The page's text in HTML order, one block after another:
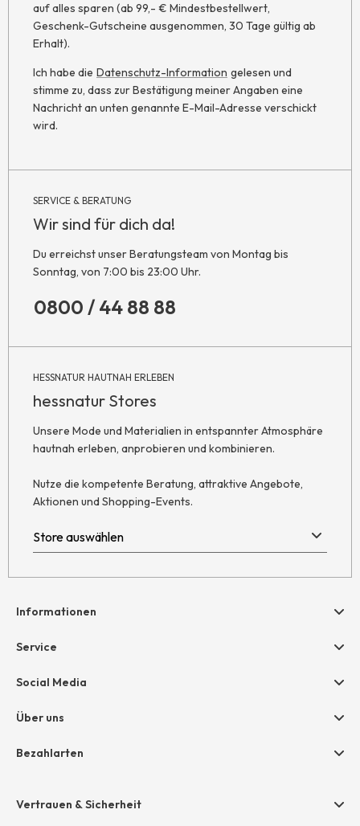
auf alles sparen (ab 99,- € Mindestbestellwert,
Geschenk-Gutscheine ausgenommen, 30 Tage gültig ab
Erhalt).
Ich habe die Datenschutz-Information gelesen und
stimme zu, dass zur Bestätigung meiner Angaben eine
Nachricht an unten genannte E-Mail-Adresse verschickt
wird.
SERVICE & BERATUNG
Wir sind für dich da!
Du erreichst unser Beratungsteam von Montag bis
Sonntag, von 7:00 bis 23:00 Uhr.
0800 / 44 88 88
HESSNATUR HAUTNAH ERLEBEN
hessnatur Stores
Unsere Mode und Materialien in entspannter Atmosphäre
hautnah erleben, anprobieren und kombinieren.
Nutze die kompetente Beratung, attraktive Angebote,
Aktionen und Shopping-Events.
Informationen
Hilfe & Kontakt
Retoure
AGB
Datenschutz
Service
Geschenkgutscheine
Größentabelle
Social Media
Über uns
Unternehmen
Bezahlarten
Amazon Pay
Vertrauen & Sicherheit